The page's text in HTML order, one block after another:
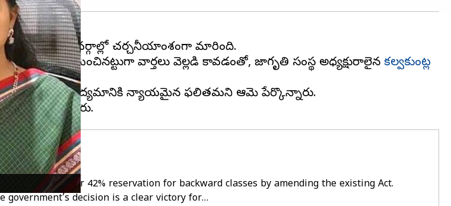
రాజకీయ వర్గాల్లో చర్చనీయాంశంగా మారింది.
కేబినెట్‌లో నిర్ణయించినట్టుగా వార్తలు వెల్లడి కావడంతో, జాగృతి సంస్థ అధ్యక్షురాలైన కల్వకుంట్ల
ఇది తమ ఉద్యమానికి న్యాయమైన ఫలితమని ఆమె పేర్కొన్నారు.
providing for 42% reservation for backward classes by amending the existing Act.
decision is a clear victory for…